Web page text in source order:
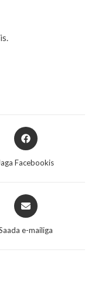
Facebookis
e-mailiga